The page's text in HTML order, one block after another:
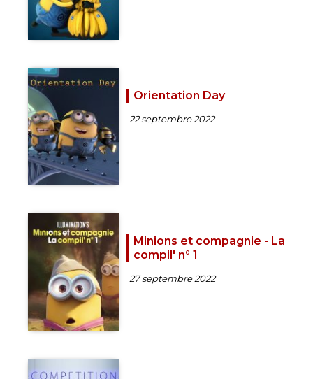
Orientation Day
22 septembre 2022
Minions et compagnie - La
compil' n° 1
27 septembre 2022